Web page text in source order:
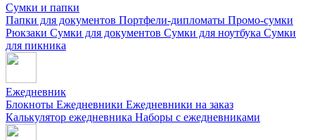
Сумки и папки
Папки для документов Портфели-дипломаты Промо-сумки
Рюкзаки Сумки для документов Сумки для ноутбука Сумки
для пикника
Ежедневник
Блокноты Ежедневники Ежедневники на заказ
Калькулятор ежедневника Наборы с ежедневниками